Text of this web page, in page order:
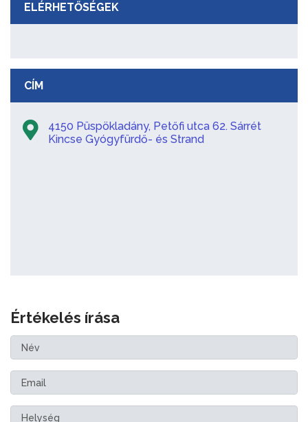
ELÉRHETŐSÉGEK
CÍM
4150 Püspökladány, Petőfi utca 62. Sárrét
Kincse Gyógyfürdő- és Strand
Értékelés írása